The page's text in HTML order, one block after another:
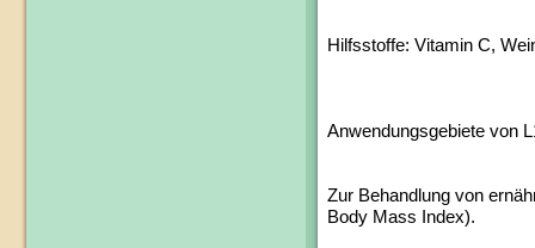
Hilfsstoffe: Vitamin C,
Anwendungsgebiete von
Zur Behandlung von
Body Mass Index).